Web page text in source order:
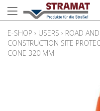
E-SHOP › USERS › ROAD
CONSTRUCTION SITE
CONE 320 MM